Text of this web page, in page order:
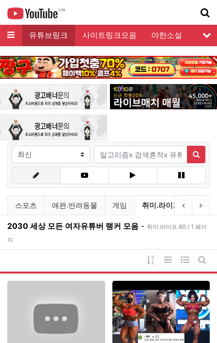
메뉴 유튜브링크 사이트링크모음 야한소설
커뮤
검색조건
검색어
검색
유튜브링크 분류 목록
스포츠 애완.반려동물 게임 현재 분류
취미.라이프 미분류
이전 분류
다
2030 세상 모든 여자유튜버 랭커 모음 - 취미.라이프 60 / 1 페이
지
게시물 정렬
리스트 스타일
웹진 스
게